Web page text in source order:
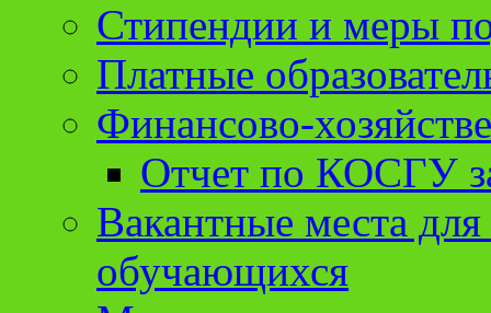
Стипендии и меры
Платные
Финансово-
Отчет по КОСГУ
Вакантные места
обучающихся